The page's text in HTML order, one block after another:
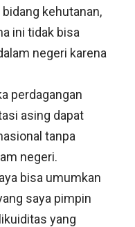
kehutanan,
ini tidak bisa
negeri karena
perdagangan
asing dapat
tanpa
negeri.
bisa umumkan
saya pimpin
yang